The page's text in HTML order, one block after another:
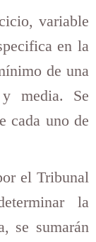
variable
en la
de una
media. Se
cada uno de
el Tribunal
la
se sumarán